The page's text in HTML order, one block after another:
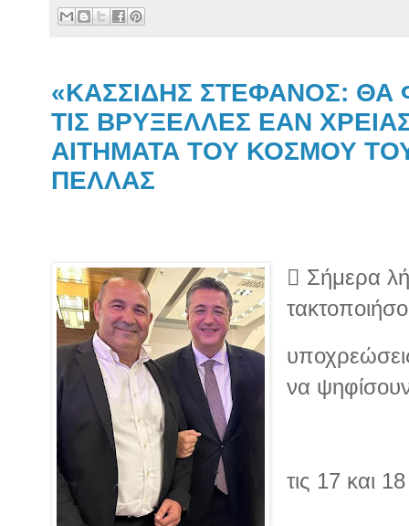
«ΚΑΣΣΙΔΗΣ ΣΤΕΦΑΝΟΣ: ΘΑ
ΤΙΣ ΒΡΥΞΕΛΛΕΣ ΕΑΝ
ΑΙΤΗΜΑΤΑ ΤΟΥ ΚΟΣΜΟΥ
ΠΕΛΛΑΣ
 Σήμερα
να
τις 17 και